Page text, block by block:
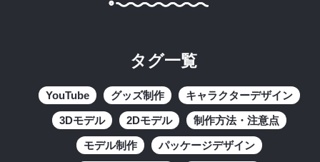
タグ一覧
YouTube グッズ制作 キャラクターデザイン
3Dモデル 2Dモデル 制作方法・注意点
モデル制作 パッケージデザイン